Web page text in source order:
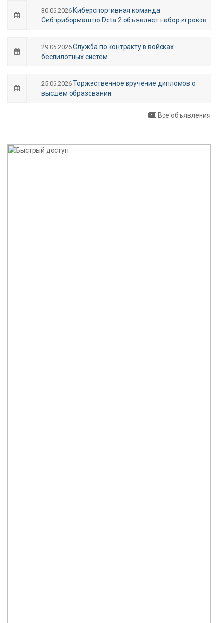
30.06.2026 Киберспортивная команда
Сибприбормаш по Dota 2 объявляет набор игроков
29.06.2026 Служба по контракту в войсках
беспилотных систем
25.06.2026 Торжественное вручение дипломов о
высшем образовании
Все объявления